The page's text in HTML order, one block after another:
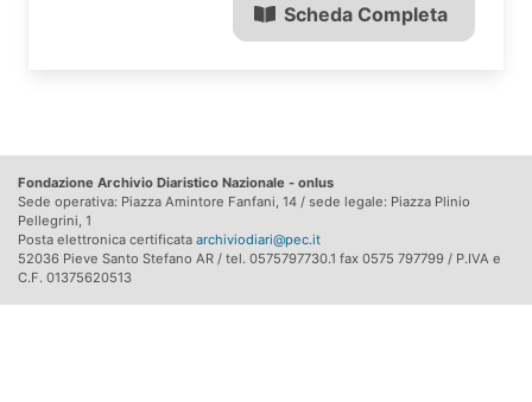
Scheda Completa
Fondazione Archivio Diaristico Nazionale - onlus
Sede operativa: Piazza Amintore Fanfani, 14 / sede legale: Piazza Plinio
Pellegrini, 1
Posta elettronica certificata archiviodiari@pec.it
52036 Pieve Santo Stefano AR / tel. 0575797730.1 fax 0575 797799 / P.IVA e
C.F. 01375620513